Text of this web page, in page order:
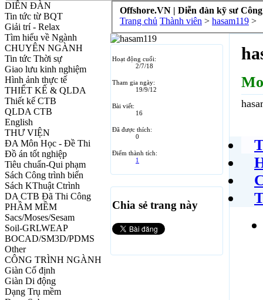
DIỄN ĐÀN
Tin tức từ BQT
Giải trí - Relax
Tìm hiểu về Ngành
CHUYÊN NGÀNH
Tin tức Thời sự
Giao lưu kinh nghiệm
Hình ảnh thực tế
THIẾT KẾ & QLDA
Thiết kế CTB
QLDA CTB
English
THƯ VIỆN
ĐA Môn Học - Đề Thi
Đồ án tốt nghiệp
Tiêu chuẩn-Qui phạm
Sách Công trình biển
Sách KThuật Ctrình
DA CTB Đã Thi Công
PHẦM MỀM
Sacs/Moses/Sesam
Soil-GRLWEAP
BOCAD/SM3D/PDMS
Other
CÔNG TRÌNH NGÀNH
Giàn Cố định
Giàn Di động
Dạng Trụ mềm
Offshore.VN | Diễn đàn kỹ sư
Trang chủ Thành viên > hasam119 >
Hoạt động cuối:
2/7/18
Tham gia ngày:
19/9/12
Bài viết:
16
Đã được thích:
0
Điểm thành tích:
1
Chia sẻ trang này